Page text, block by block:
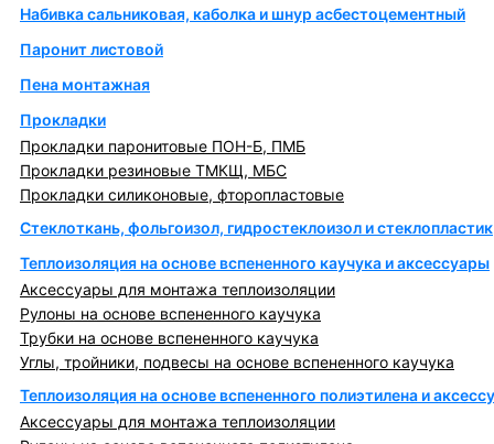
Набивка сальниковая, каболка и шнур асбестоцементный
Паронит листовой
Пена монтажная
Прокладки
Прокладки паронитовые ПОН-Б, ПМБ
Прокладки резиновые ТМКЩ, МБС
Прокладки силиконовые, фторопластовые
Стеклоткань, фольгоизол, гидростеклоизол и стеклопластик
Теплоизоляция на основе вспененного каучука и аксессуары
Аксессуары для монтажа теплоизоляции
Рулоны на основе вспененного каучука
Трубки на основе вспененного каучука
Углы, тройники, подвесы на основе вспененного каучука
Теплоизоляция на основе вспененного полиэтилена и
Аксессуары для монтажа теплоизоляции